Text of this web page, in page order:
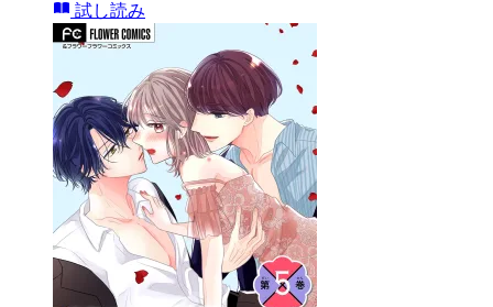
試し読み